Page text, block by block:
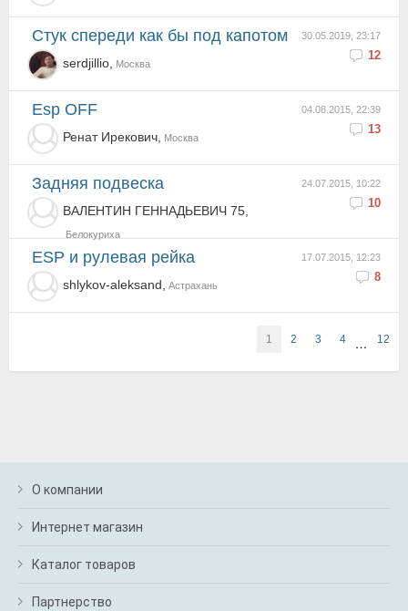
30.05.2019, 23:17
12
стук спереди как бы под капотом
serdjillio, Москва
04.08.2015, 22:39
13
Esp OFF
Ренат Ирекович, Москва
24.07.2015, 10:22
10
задняя подвеска
ВАЛЕНТИН ГЕННАДЬЕВИЧ 75,
Белокуриха
17.07.2015, 12:23
8
ESP и рулевая рейка
shlykov-aleksand, Астрахань
1 2 3 4 … 12
О компании
Интернет магазин
Каталог товаров
Партнерство